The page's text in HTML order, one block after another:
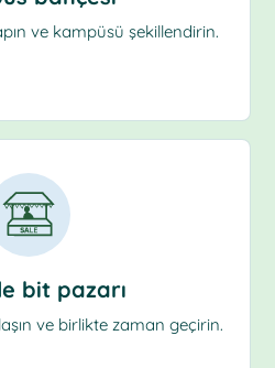
ve kampüsü şekillendirin.
bit pazarı
ve birlikte zaman geçirin.